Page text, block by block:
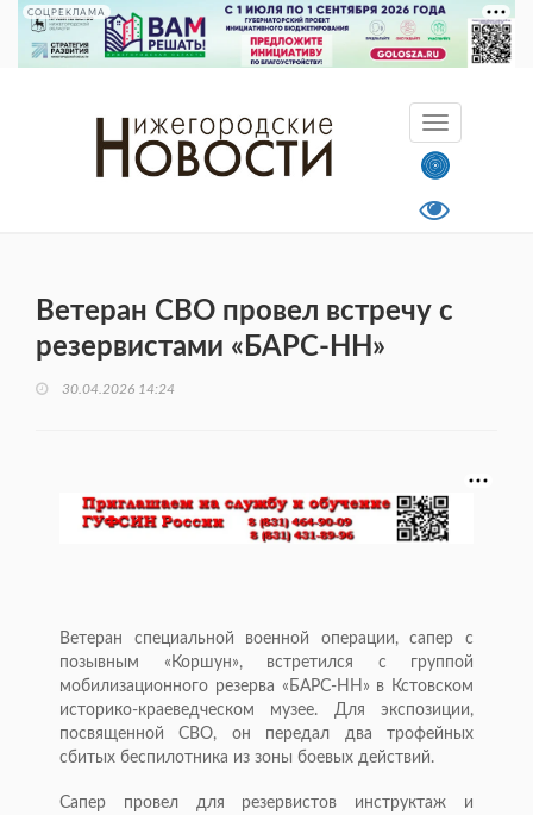
СОЦРЕКЛАМА
Ветеран СВО провел встречу с
резервистами «БАРС-НН»
30.04.2026 14:24
Ветеран специальной военной операции, сапер с
позывным «Коршун», встретился с группой
мобилизационного резерва «БАРС-НН» в Кстовском
историко-краеведческом музее. Для экспозиции,
посвященной СВО, он передал два трофейных
сбитых беспилотника из зоны боевых действий.
Сапер провел для резервистов инструктаж и